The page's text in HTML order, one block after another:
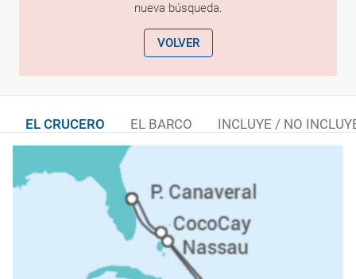
nueva búsqueda.
VOLVER
EL CRUCERO EL BARCO INCLUYE / NO